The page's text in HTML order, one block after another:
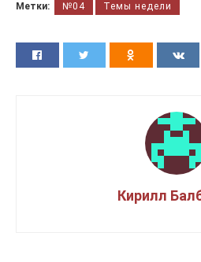
Метки: №04 Темы недели
Кирилл